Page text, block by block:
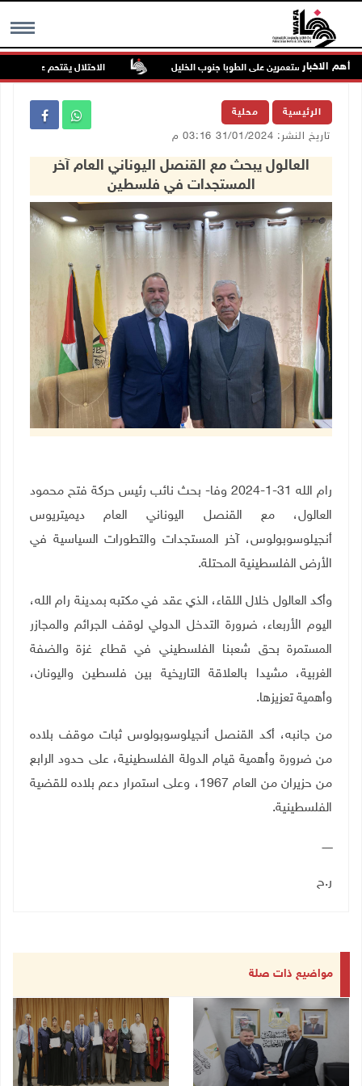
MENU أهم الاخبار
للمستعمرين على الطوبا جنوب الخليل الاحتلال يقتحم عورتا جنوب
الرئيسية محلية
تاريخ النشر: 31/01/2024 03:16 م
العالول يبحث مع القنصل اليوناني العام آخر
المستجدات في فلسطين
رام الله 31-1-2024 وفا- بحث نائب رئيس حركة فتح محمود
العالول، مع القنصل اليوناني العام ديميتريوس
أنجيلوسوبولوس، آخر المستجدات والتطورات السياسية في
الأرض الفلسطينية المحتلة.
وأكد العالول خلال اللقاء، الذي عقد في مكتبه بمدينة رام الله،
اليوم الأربعاء، ضرورة التدخل الدولي لوقف الجرائم والمجازر
المستمرة بحق شعبنا الفلسطيني في قطاع غزة والضفة
الغربية، مشيدا بالعلاقة التاريخية بين فلسطين واليونان،
وأهمية تعزيزها.
من جانبه، أكد القنصل أنجيلوسوبولوس ثبات موقف بلاده
من ضرورة وأهمية قيام الدولة الفلسطينية، على حدود الرابع
من حزيران من العام 1967، وعلى استمرار دعم بلاده للقضية
الفلسطينية.
ــــــ
ر.ح
مواضيع ذات صلة